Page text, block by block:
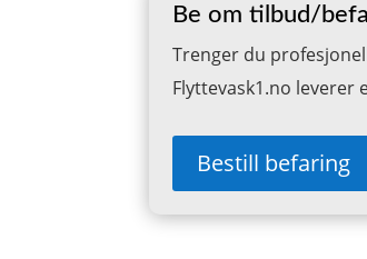
Be om tilbud/
Trenger du
Flyttevask1.no leverer
Bestill befaring